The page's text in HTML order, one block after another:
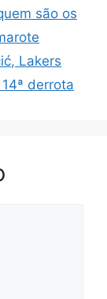
são os
Lakers
derrota